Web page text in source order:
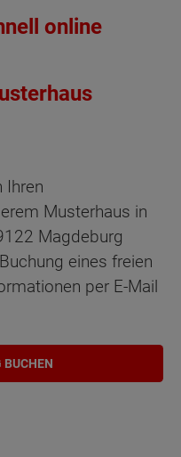
online
Ihren
Musterhaus in
Magdeburg
eines freien
per E-Mail
BUCHEN